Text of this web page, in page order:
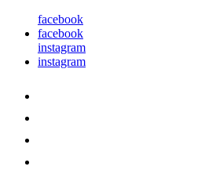
facebook
facebook
instagram
instagram